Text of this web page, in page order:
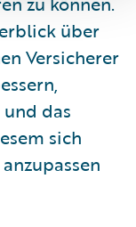
über
Versicherer
das
sich